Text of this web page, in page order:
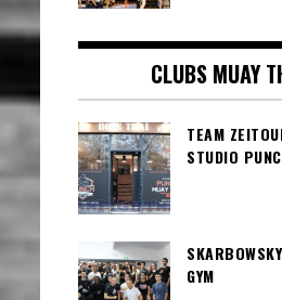
CLUBS MUAY
TEAM
STUDIO
GYM